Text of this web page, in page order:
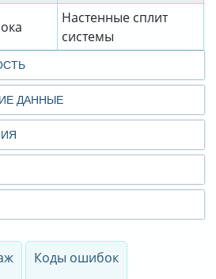
Настенные сплит
системы
ДАННЫЕ
Коды ошибок